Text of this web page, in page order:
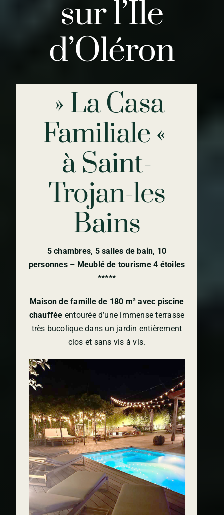
sur l’Ile
d’Oléron
» La Casa
Familiale «
à Saint-
Trojan-les
Bains
5 chambres, 5 salles de bain, 10
personnes – Meublé de tourisme4 étoiles
*****
Maison de famille de 180 m² avec piscine
chauffée entourée d’une immense terrasse
très bucolique dans un jardin entièrement
clos et sans vis à vis.